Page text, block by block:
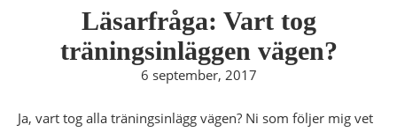
Läsarfråga: Vart tog
träningsinläggen vägen?
6 september, 2017
Ja, vart tog alla träningsinlägg vägen? Ni som följer mig vet